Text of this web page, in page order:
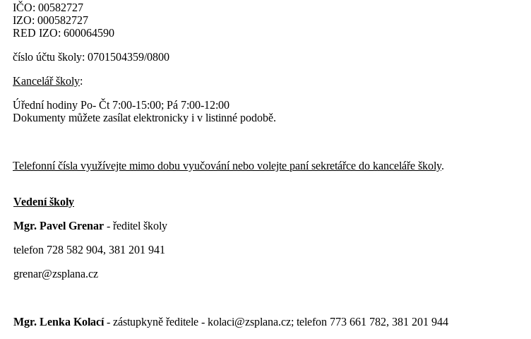
IČO: 00582727
IZO: 000582727
RED IZO: 600064590
číslo účtu školy: 0701504359/0800
Kancelář školy:
Úřední hodiny Po- Čt 7:00-15:00; Pá 7:00-12:00
Dokumenty můžete zasílat elektronicky i v listinné podobě.
Telefonní čísla využívejte mimo dobu vyučování nebo volejte paní sekretářce do kanceláře školy.
Vedení školy
Mgr. Pavel Grenar - ředitel školy
telefon 728 582 904, 381 201 941
grenar@zsplana.cz
Mgr. Lenka Kolací- zástupkyně ředitele - kolaci@zsplana.cz; telefon 773 661 782, 381 201 944